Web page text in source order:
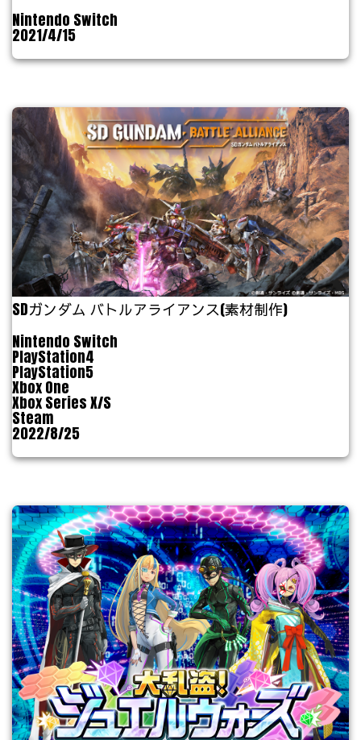
Nintendo Switch
2021/4/15
SDガンダム バトルアライアンス(素材制作)
Nintendo Switch
PlayStation4
PlayStation5
Xbox One
Xbox Series X/S
Steam
2022/8/25